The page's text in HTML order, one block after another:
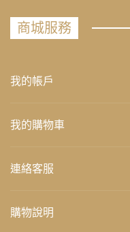
商城服務
我的帳戶
我的購物車
連絡客服
購物說明